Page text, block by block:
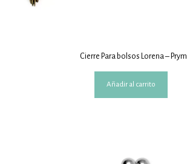
Cierre Para bolsos Lorena – Prym
Añadir al carrito